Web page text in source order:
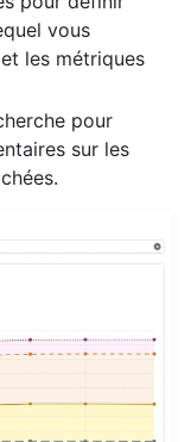
vous
les métriques
pour
sur les